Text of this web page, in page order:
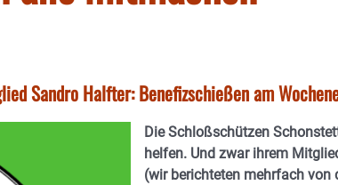
Sandro Halfter: Benefizschießen am
Die Schloßschützen
helfen. Und zwar ihrem
(wir berichteten mehrfach von